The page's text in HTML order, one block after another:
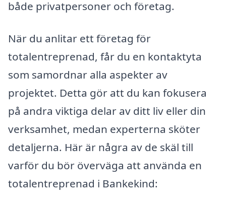
både privatpersoner och företag.
När du anlitar ett företag för
totalentreprenad, får du en kontaktyta
som samordnar alla aspekter av
projektet. Detta gör att du kan fokusera
på andra viktiga delar av ditt liv eller din
verksamhet, medan experterna sköter
detaljerna. Här är några av de skäl till
varför du bör överväga att använda en
totalentreprenad i Bankekind: